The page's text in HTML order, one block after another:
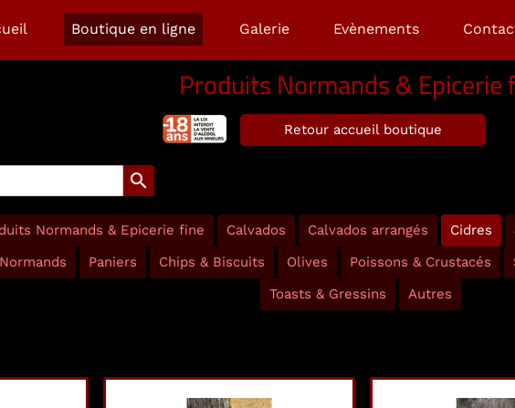
Boutique en ligne Galerie Evènements
Produits Normands & Epicerie
Retour accueil boutique
search
Normands & Epicerie fine Calvados Calvados arrangés Cidres
Paniers Chips & Biscuits Olives Poissons & Crustacés
Toasts & Gressins
Autres